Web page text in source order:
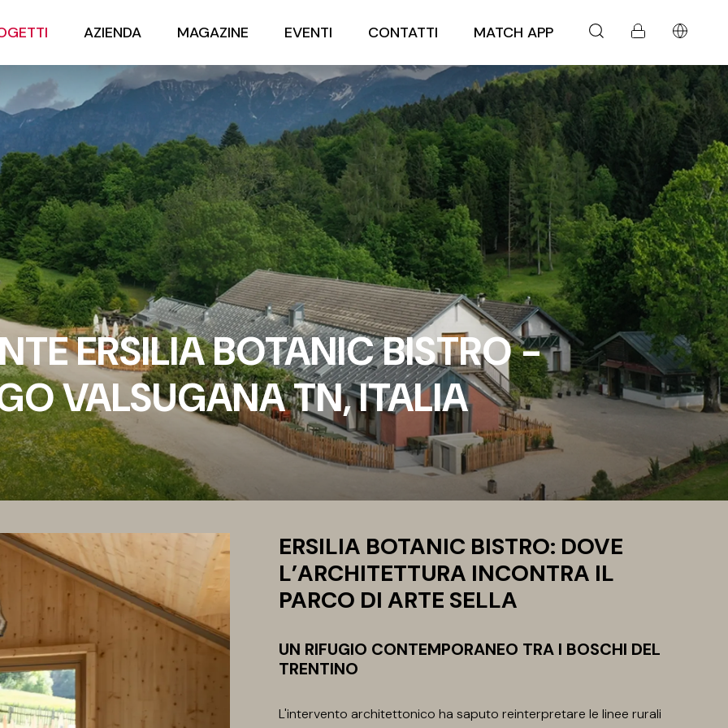
AZIENDA MAGAZINE EVENTI CONTATTI MATCH APP
ERSILIA BOTANIC BISTRO -
VALSUGANA TN, ITALIA
ERSILIA BOTANIC BISTRO: DOVE
L’ARCHITETTURA INCONTRA IL
PARCO DI ARTE SELLA
UN RIFUGIO CONTEMPORANEO TRA I BOSCHI DEL
TRENTINO
L'intervento architettonico ha saputo reinterpretare le linee rurali